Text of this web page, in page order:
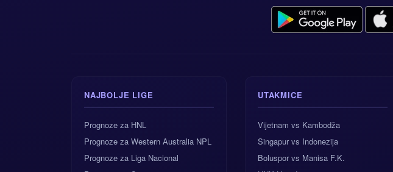
NAJBOLJE LIGE
Prognoze za HNL
Prognoze za Western Australia NPL
Prognoze za Liga Nacional
UTAKMICE
Vijetnam vs Kambodža
Singapur vs Indonezija
Boluspor vs Manisa F.K.